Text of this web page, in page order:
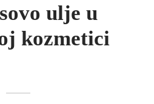
ulje u
kozmetici